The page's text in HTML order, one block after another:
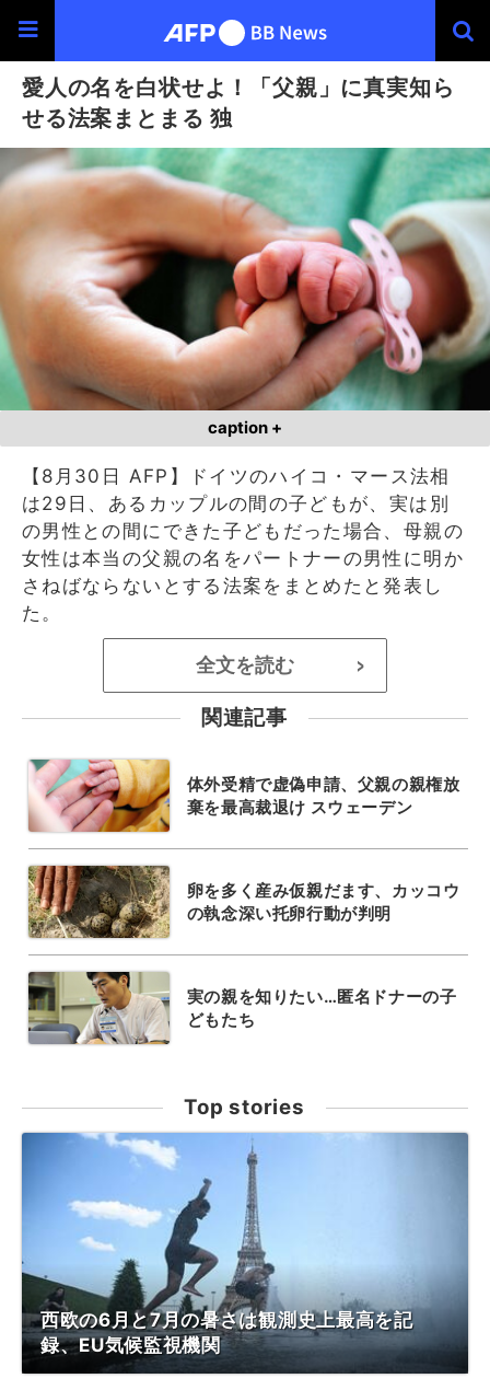
愛人の名を白状せよ！「父親」に真実知ら
せる法案まとまる 独
caption +
【8月30日 AFP】ドイツのハイコ・マース法相
は29日、あるカップルの間の子どもが、実は別
の男性との間にできた子どもだった場合、母親の
女性は本当の父親の名をパートナーの男性に明か
さねばならないとする法案をまとめたと発表し
た。
全文を読む >
関連記事
体外受精で虚偽申請、父親の親権放
棄を最高裁退け スウェーデン
卵を多く産み仮親だます、カッコウ
の執念深い托卵行動が判明
実の親を知りたい…匿名ドナーの子
どもたち
Top stories
西欧の6月と7月の暑さは観測史上最高を記
録、EU気候監視機関